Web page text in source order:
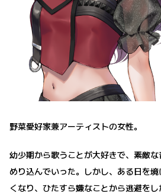
野菜愛好家兼アーティストの女性。
幼少期から歌うことが大好きで、素敵
めり込んでいった。しかし、ある日を
くなり、ひたすら嫌なことから逃避をし